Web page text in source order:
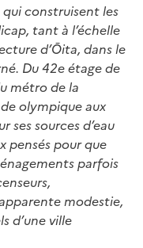
construisent les
tant à l’échelle
d’Ōita, dans le
Du 42e étage de
métro de la
olympique aux
ses sources d’eau
pensés pour que
parfois
modestie,
d’une ville